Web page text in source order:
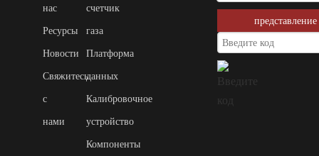
нас
Ресурсы
Новости
Свяжитесь
с
нами
счетчик
газа
Платформа
данных
Калибровочное
устройство
Компоненты
представление